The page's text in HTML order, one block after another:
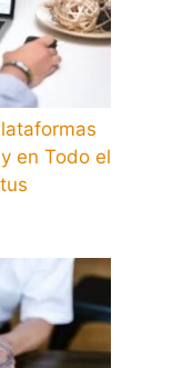
en Todo el